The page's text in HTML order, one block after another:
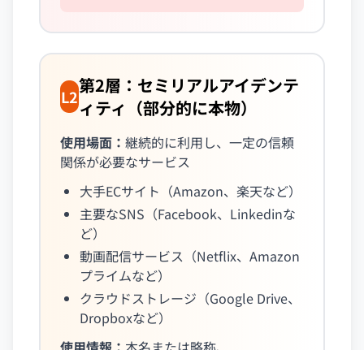
L2第2層：セミリアルアイデンテ
ィティ（部分的に本物）
使用場面： 継続的に利用し、一定の信頼
関係が必要なサービス
大手ECサイト（Amazon、楽天など）
主要なSNS（Facebook、Linkedinな
ど）
動画配信サービス（Netflix、Amazon
プライムなど）
クラウドストレージ（Google Drive、
Dropboxなど）